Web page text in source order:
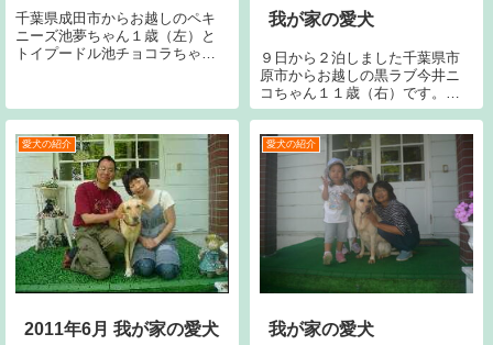
千葉県成田市からお越しのペキ
ニーズ池夢ちゃん１歳（左）と
トイプードル池チョコラちゃん
く池テツくん１５歳（右）で
す。宜しくお願いします。
我が家の愛犬
９日から２泊しました千葉県市
原市からお越しの黒ラブ今井ニ
コちゃん１１歳（右）です。今
回で１２回めです。宜しくお願
しました埼玉県熊谷市からお越
しの黒ラブ奥野アイリーちゃん
９歳（左）です。今回で１７回
目です。宜しくお...
愛犬の紹介
2011年6月 我が家の愛犬
愛犬の紹介
我が家の愛犬